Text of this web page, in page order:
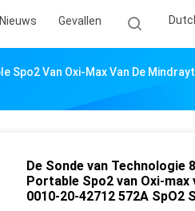
Nieuws Gevallen
Spo2 Van Oxi-Max Van De
De Sonde van Technologie
Portable Spo2 van Oxi-
0010-20-42712 572A SpO2